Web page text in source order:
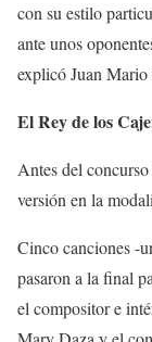
con su estilo
ante unos
explicó Juan
El Rey de los
Antes del
versión en la
Cinco canciones -
pasaron a la final
el compositor e